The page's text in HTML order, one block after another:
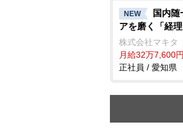
NEW
国内随
アを磨く「経理
株式会社マキタ
月給32万7,600
正社員 / 愛知県